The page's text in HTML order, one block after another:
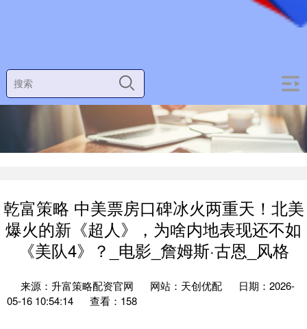
乾富策略 中美票房口碑冰火两重天！北美
爆火的新《超人》，为啥内地表现还不如
《美队4》？_电影_詹姆斯·古恩_风格
来源：升富策略配资官网 网站：天创优配
日期：2026-
05-16 10:54:14
查看：158